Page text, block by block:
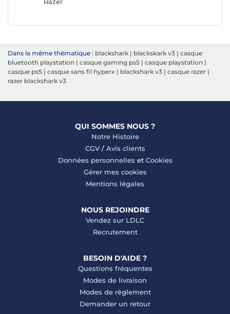
Razer
Dans la même thématique : blackshark | blackskark v3 | casque
bluetooth playstation | casque gaming ps5 | casque playstation |
casque ps5 | casque sans fil hyperx | blackshark v3 | casque razer |
razer blackshark v3
QUI SOMMES NOUS ?
Notre Histoire
CGV/ Avis clients
Données personnelles et Cookies
Gérer mes cookies
Mentions légales
NOUS REJOINDRE
Vendez sur LDLC
Recrutement
BESOIN D'AIDE ?
Questions fréquentes
Modes de livraison
Modes de règlement
Demander un retour